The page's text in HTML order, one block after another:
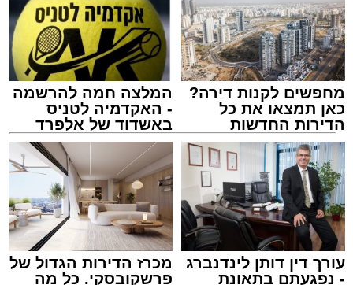
צילום: דוברות איחוד הצלה
מערכת האתר / 15:39 07.08.26
מחפשים לקנות דירה?
כאן תמצאו את כל
הדירות החדשות
למכירה באשדוד >>>
המלצה חמה להרשמה
- האקדמיה לטניס
באשדוד של אלפרד
קריאולנסקי - לילדים
עורך דין דותן לינדנברג
- נפגעתם בתאונת
מכרז הדירות הגדול של
פרשקובסקי. כל מה